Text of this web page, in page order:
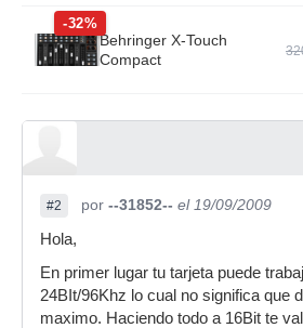
-32%
Behringer X-Touch
Compact
#2 por --31852-- el 19/09/2009
Hola,
En primer lugar tu tarjeta puede
24BIt/96Khz lo cual no significa que
maximo. Haciendo todo a 16Bit te